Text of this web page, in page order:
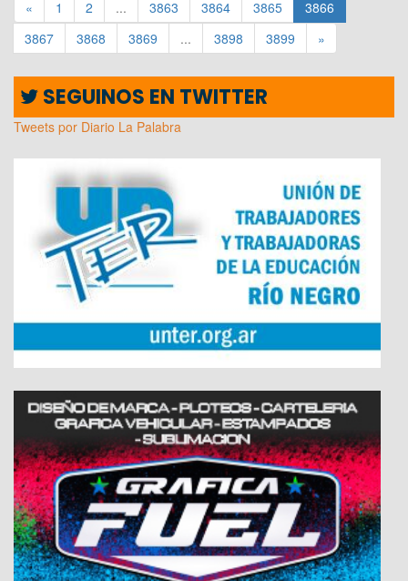
« 1 2 ... 3863 3864 3865
3866
3867
3868 3869 ... 3898 3899 »
SEGUINOS EN TWITTER
Tweets por Diario La Palabra